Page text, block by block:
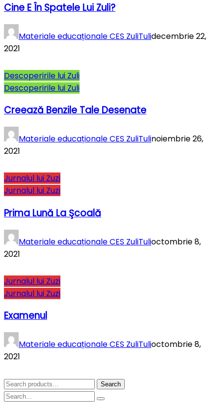
Cine E În Spatele Lui Zuli?
Materiale educaționale CES ZuliTulidecembrie 22,
2021
Descoperirile lui Zuli
Descoperirile lui Zuli
Creează Benzile Tale Desenate
Materiale educaționale CES ZuliTulinoiembrie 26,
2021
Jurnalul lui Zuzi
Jurnalul lui Zuzi
Prima Lună La Şcoală
Materiale educaționale CES ZuliTulioctombrie 8,
2021
Jurnalul lui Zuzi
Jurnalul lui Zuzi
Examenul
Materiale educaționale CES ZuliTulioctombrie 8,
2021
Search
for:
Search